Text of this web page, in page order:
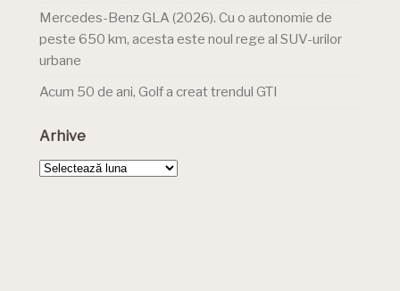
Mercedes-Benz GLA (2026). Cu o autonomie de
peste 650 km, acesta este noul rege al SUV-urilor
urbane
Acum 50 de ani, Golf a creat trendul GTI
Arhive
Arhive